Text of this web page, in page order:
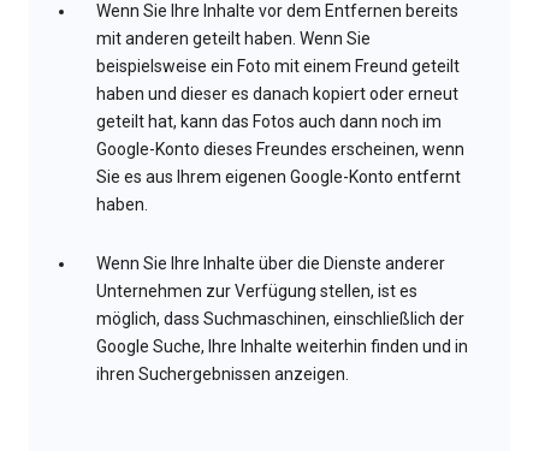
Wenn Sie Ihre Inhalte vor dem Entfernen bereits
mit anderen geteilt haben. Wenn Sie
beispielsweise ein Foto mit einem Freund geteilt
haben und dieser es danach kopiert oder erneut
geteilt hat, kann das Fotos auch dann noch im
Google-Konto dieses Freundes erscheinen, wenn
Sie es aus Ihrem eigenen Google-Konto entfernt
haben.
Wenn Sie Ihre Inhalte über die Dienste anderer
Unternehmen zur Verfügung stellen, ist es
möglich, dass Suchmaschinen, einschließlich der
Google Suche, Ihre Inhalte weiterhin finden und in
ihren Suchergebnissen anzeigen.